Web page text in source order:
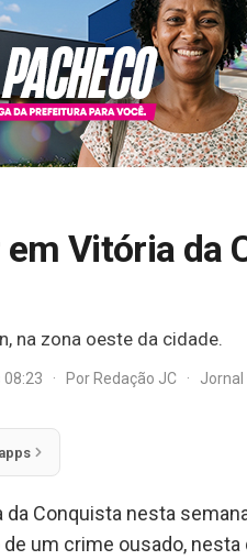
Vitória da
na zona oeste da cidade.
08:23 · PorRedação JC · Jornal
Conquista nesta
um crime ousado,